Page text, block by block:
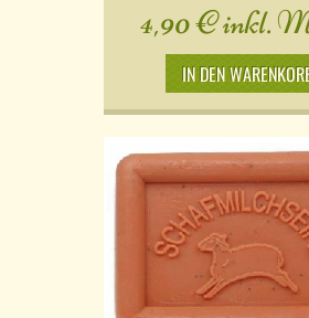
4,90€inkl.
IN DEN